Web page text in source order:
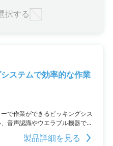
択する
ステムで効率的な作業
で作業ができるピッキングシス
音声認識やウエラブル機器で応
ができます。ハンズフリーやア
者でも簡単に操作することがで
製品詳細を見る